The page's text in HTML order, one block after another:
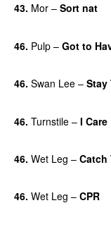
43. Mor – Sort nat
46. Pulp – Got to
46. Swan Lee – Stay
46. Turnstile – I Care
46. Wet Leg – Catch
46. Wet Leg – CPR